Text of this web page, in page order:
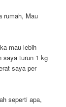
rumah, Mau
mau lebih
saya turun 1 kg
saya per
seperti apa,